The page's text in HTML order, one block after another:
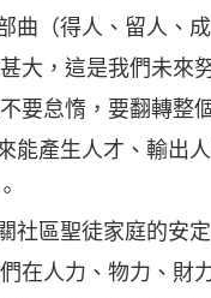
曲（得人、留人、
大，這是我們未來
要怠惰，要翻轉整
能產生人才、輸出
社區聖徒家庭的安
在人力、物力、財